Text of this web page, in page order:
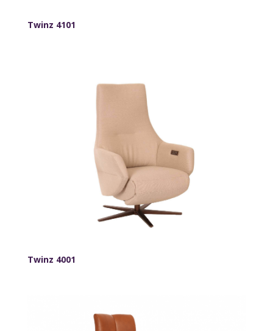
Twinz 4101
Twinz 4001